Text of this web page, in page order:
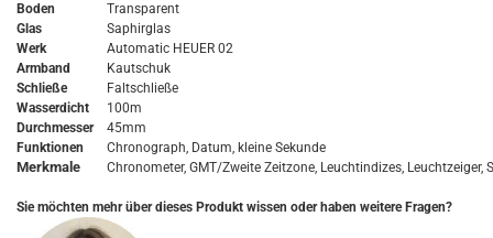
Boden
Transparent
Glas
Saphirglas
Werk
Automatic HEUER 02
Armband
Kautschuk
Schließe
Faltschließe
Wasserdicht
100m
Durchmesser
45mm
Funktionen
Chronograph, Datum, kleine Sekunde
Merkmale Chronometer, GMT/Zweite Zeitzone, Leuchtindizes, Leuchtzeiger,
Sie möchten mehr über dieses Produkt wissen oder haben weitere Fragen?